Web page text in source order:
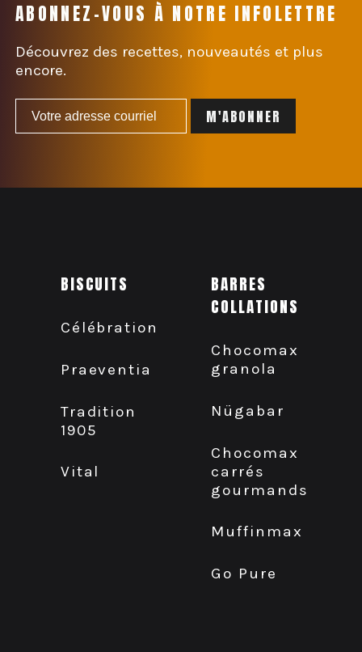
ABONNEZ-VOUS À NOTRE INFOLETTRE
Découvrez des recettes, nouveautés et plus
encore.
BISCUITS
Célébration
Praeventia
Tradition
1905
Vital
BARRES
COLLATIONS
Chocomax
granola
Nügabar
Chocomax
carrés
gourmands
Muffinmax
Go Pure